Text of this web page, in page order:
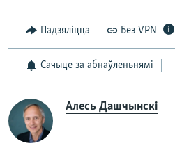
Падзяліцца Без VPN
Сачыце за абнаўленьнямі
Алесь Дашчынскі